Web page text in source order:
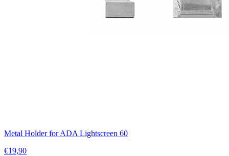
Metal Holder for ADA Lightscreen 60
€19,90